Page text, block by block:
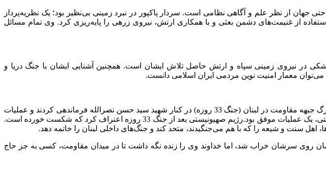
جهان از نظر علم و آگاهی نظامی است. سردار پاکپور در نبرد زمینی بی‌نظیر بود؛ یک نظریه‌پرداز
از غنیمت‌های دشمن بعثی و با همکاری ارتش، نیروی زرهی را پایه‌ریزی کرد. وی تمام مسائل
در نیروی زمینی سپاه و ارتش حاصل تلاش ایشان است. همچنین آشنایی ایشان با جنگ دریا و
می‌توان معمار امنیت نوین مردمی ایران اسلامی دانست.
پورجمشیدیان در ادامه به نقش سردار پاکپور در جبهه مقاومت اشاره کرد و گفت: ایشان در اولین جنگ بزرگ جبهه مقاومت در لبنان (جنگ 33 روزه) در کنار شهید سید حسن نصرالله فرماندهی کردند و عملیات
موفق علیه رژیم صهیونیستی منجر به شکست اسرائیل شد.آن عملیات پیچیده و بزرگ علیه رژیم صهیونیستی، یک عملیات موفق بود.رژیم صهیونیستی بعد از جنگ 33 روزه اعتراف کرد که شکست خورده است.
اهل سنت و شیعه را که با هم می‌جنگیدند، متحد کند و جنگ‌های داخلی لبنان را خاتمه دهد.
شهادت پیش رفتند، ساختمان روی سرشان خراب شد، اما خداوند وی را زنده نگه داشت تا در میدان مقاومت، کسی به جز حاج